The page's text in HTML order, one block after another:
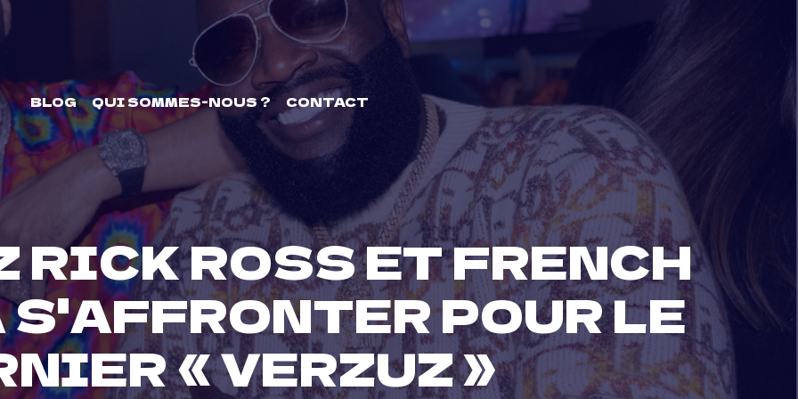
BLOG QUI SOMMES-NOUS ? CONTACT
RICK ROSS ET FRENCH
POUR LE
« VERZUZ »